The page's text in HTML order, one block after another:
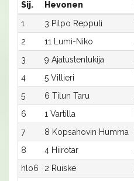
Sij. Hevonen
1
3 Pilpo Reppuli
2
11 Lumi-Niko
3
9 Ajatustenlukija
4
5 Villieri
5
6 Tilun Taru
6
1 Vartilla
7
8 Kopsahovin Humma
8
4 Hiirotar
hlo6
2 Ruiske